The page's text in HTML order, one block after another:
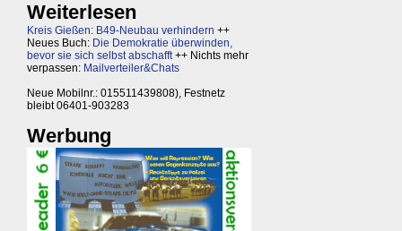
Weiterlesen
Kreis Gießen: B49-Neubau verhindern ++
Neues Buch: Die Demokratie überwinden,
bevor sie sich selbst abschafft++ Nichts mehr
verpassen: Mailverteiler&Chats
Neue Mobilnr.: 015511439808), Festnetz
bleibt 06401-903283
Werbung